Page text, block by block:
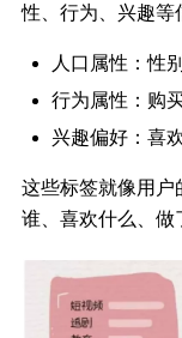
性、行为、兴趣等
人口属性：性
行为属性：购
兴趣偏好：喜
这些标签就像用户
谁、喜欢什么、做